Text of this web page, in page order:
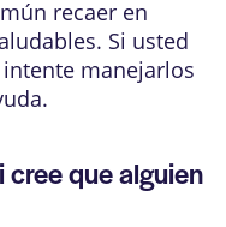
recaer en
Si usted
manejarlos
cree que alguien